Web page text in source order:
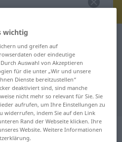
Übersetzung für
Übersetzung
wichtig
und greifen auf
oder eindeutige
Auswahl von Akzeptieren
für die unter „Wir und unsere
Dienste bereitzustellen“
deaktiviert sind, sind manche
nicht mehr so relevant für Sie. Sie
aufrufen, um Ihre Einstellungen zu
widerrufen, indem Sie auf den Link
Rand der Webseite klicken. Ihre
Website. Weitere Informationen